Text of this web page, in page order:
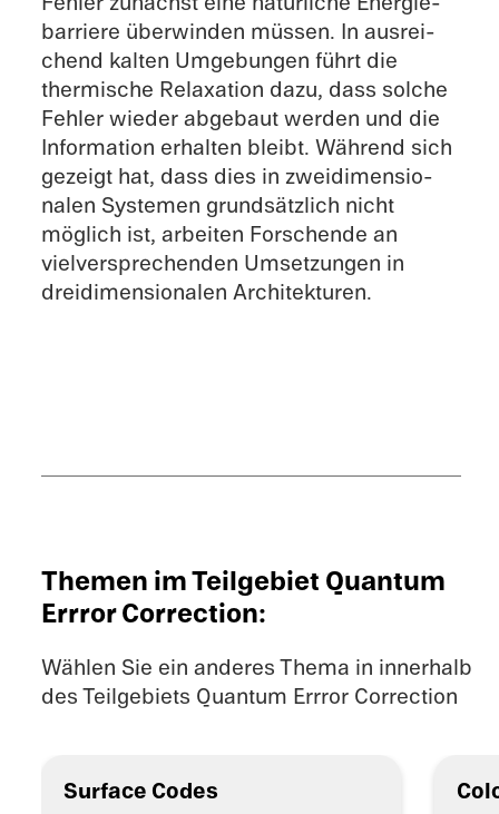
bar­riere überwin­den müssen. In ausrei­
chend kalten Umgebun­gen führt die
thermi­sche Relaxa­tion dazu, dass solche
Fehler wieder abgebaut werden und die
Infor­ma­tion erhal­ten bleibt. Während sich
gezeigt hat, dass dies in zweidi­men­sio­
na­len Syste­men grund­sätz­lich nicht
möglich ist, arbei­ten Forschende an
vielver­spre­chen­den Umset­zun­gen in
dreidi­men­sio­na­len Architekturen.
Themen im Teilgebiet Quantum
Errror Correction:
Wählen Sie ein anderes Thema in innerhalb
des Teilgebiets Quantum Errror Correction
Surface Codes